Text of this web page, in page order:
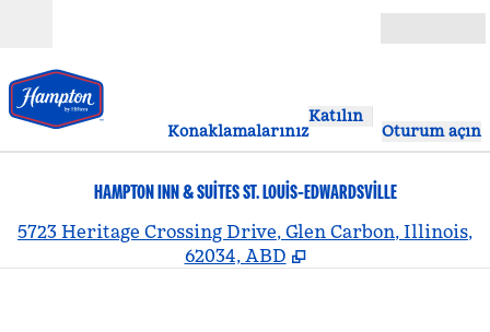
Konaklamalarınız
Katılın
Oturum açın
HAMPTON INN & SUITES ST. LOUIS-EDWARDSVILLE
5723 Heritage Crossing Drive, Glen Carbon, Illinois,
62034, ABD
,